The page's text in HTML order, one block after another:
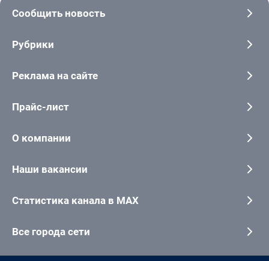
Сообщить новость
Рубрики
Реклама на сайте
Прайс-лист
О компании
Наши вакансии
Статистика канала в MAX
Все города сети